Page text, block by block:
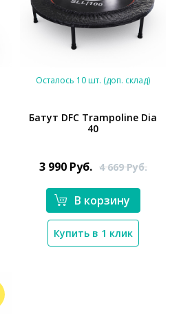
Осталось 10 шт. (доп. склад)
Батут DFC Trampoline Dia
40
3 990 Руб. 4 669Руб.
В корзину
Купить в 1 клик